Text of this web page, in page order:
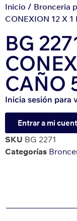
Inicio / Bronceria
CONEXION 12 X
BG
CAÑO
Inicia sesión para
Entrar a mi
SKU BG 2271
Categorías